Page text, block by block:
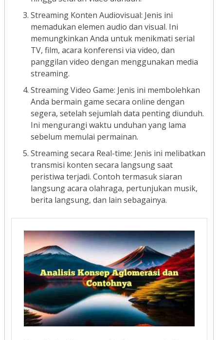
Streaming Konten Audiovisual: Jenis ini
memadukan elemen audio dan visual. Ini
memungkinkan Anda untuk menikmati serial
TV, film, acara konferensi via video, dan
panggilan video dengan menggunakan media
streaming.
Streaming Video Game: Jenis ini membolehkan
Anda bermain game secara online dengan
segera, setelah sejumlah data penting diunduh.
Ini mengurangi waktu unduhan yang lama
sebelum memulai permainan.
Streaming secara Real-time: Jenis ini melibatkan
transmisi konten secara langsung saat
peristiwa terjadi. Contoh termasuk siaran
langsung acara olahraga, pertunjukan musik,
berita langsung, dan lain sebagainya.